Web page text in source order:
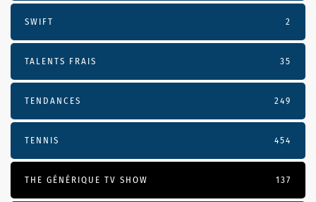
SWIFT 2
TALENTS FRAIS 35
TENDANCES 249
TENNIS 454
THE GÉNÉRIQUE TV SHOW 137